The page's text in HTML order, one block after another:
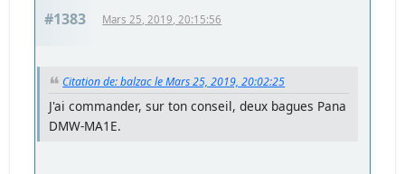
#1383 Mars 25, 2019, 20:15:56
Citation de: balzac le Mars 25, 2019, 20:02:25
J'ai commander, sur ton conseil, deux bagues Pana
DMW-MA1E.